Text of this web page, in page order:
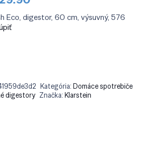
je:
Eco, digestor, 60 cm, výsuvný, 576
Kategória:Domáce spotrebiče
digestory Značka:Klarstein